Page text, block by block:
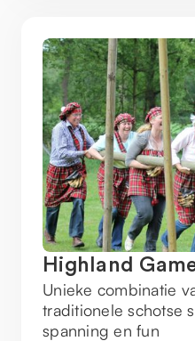
Highland
Unieke combinatie
traditionele schotse
spanning en fun